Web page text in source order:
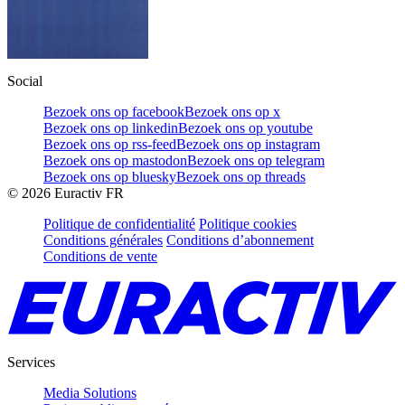
Social
Bezoek ons op facebookBezoek ons op x
Bezoek ons op linkedinBezoek ons op youtube
Bezoek ons op rss-feedBezoek ons op instagram
Bezoek ons op mastodonBezoek ons op telegram
Bezoek ons op blueskyBezoek ons op threads
© 2026 Euractiv FR
Politique de confidentialité Politique cookies
Conditions générales Conditions d’abonnement
Conditions de vente
Services
Media Solutions